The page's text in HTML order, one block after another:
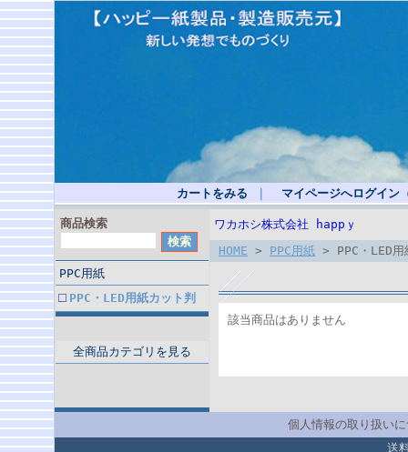
カートをみる マイページへログイン
商品検索
PPC用紙
PPC・LED用紙カット判
全商品カテゴリを見る
ワカホシ株式会社 happｙ
HOME > PPC用紙 > PPC・LED用
該当商品はありません
個人情報の取り扱い
送